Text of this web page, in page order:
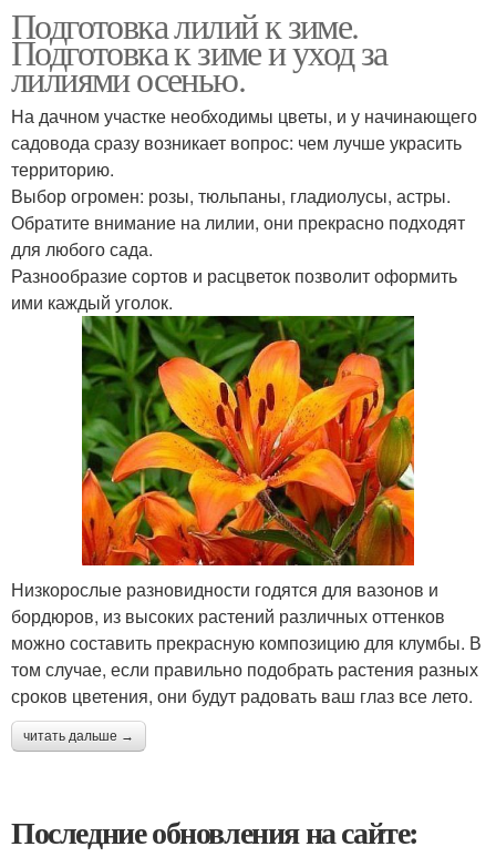
Подготовка лилий к зиме.
Подготовка к зиме и уход за
лилиями осенью.
На дачном участке необходимы цветы, и у начинающего
садовода сразу возникает вопрос: чем лучше украсить
территорию.
Выбор огромен: розы, тюльпаны, гладиолусы, астры.
Обратите внимание на лилии, они прекрасно подходят
для любого сада.
Разнообразие сортов и расцветок позволит оформить
ими каждый уголок.
Низкорослые разновидности годятся для вазонов и
бордюров, из высоких растений различных оттенков
можно составить прекрасную композицию для клумбы. В
том случае, если правильно подобрать растения разных
сроков цветения, они будут радовать ваш глаз все лето.
читать дальше →
Последние обновления на сайте: